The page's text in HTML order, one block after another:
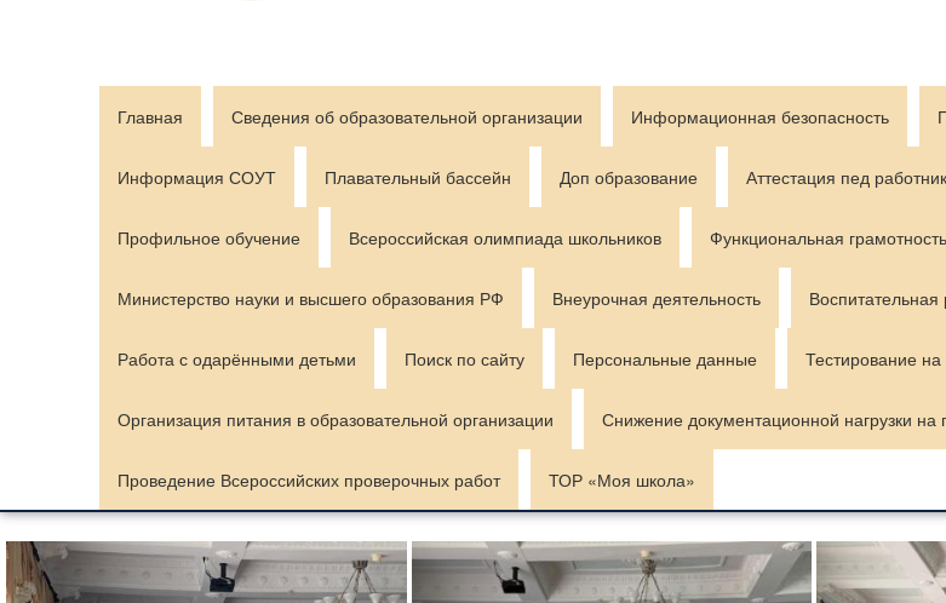
Главная Сведения об образовательной организации Информационная безопасность
Информация СОУТ Плавательный бассейн Доп образование Аттестация пед
Профильное обучение Всероссийская олимпиада школьников Функциональная грамотность
Министерство науки и высшего образования РФ Внеурочная деятельность Воспитательная
Работа с одарёнными детьми Поиск по сайту Персональные данные Тестирование на
Организация питания в образовательной организации Снижение документационной нагрузки на
Проведение Всероссийских проверочных работ ТОР «Моя школа»